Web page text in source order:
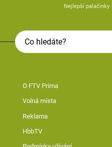
Nejlepší palačinky
O FTV Prima
Volná místa
Reklama
HbbTV